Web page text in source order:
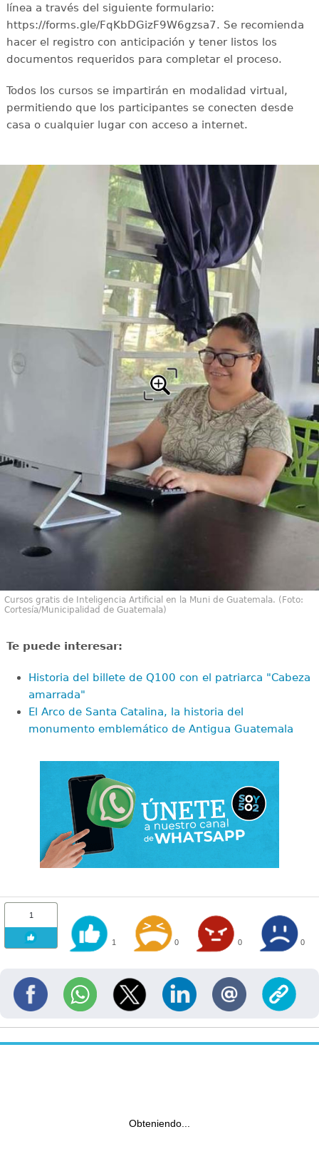
línea a través del siguiente formulario:
https://forms.gle/FqKbDGizF9W6gzsa7. Se recomienda
hacer el registro con anticipación y tener listos los
documentos requeridos para completar el proceso.
Todos los cursos se impartirán en modalidad virtual,
permitiendo que los participantes se conecten desde
casa o cualquier lugar con acceso a internet.
Cursos gratis de Inteligencia Artificial en la Muni de Guatemala. (Foto:
Cortesía/Municipalidad de Guatemala)
Te puede interesar:
Historia del billete de Q100 con el patriarca "Cabeza
amarrada"
El Arco de Santa Catalina, la historia del
monumento emblemático de Antigua Guatemala
1
1 0 0 0
Obteniendo...